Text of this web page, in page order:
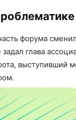
форума
глава
выступивший